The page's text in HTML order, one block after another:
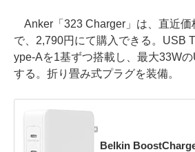
Anker「323 Charger」は、直近価
で、2,790円にて購入できる。USB
ype-Aを1基ずつ搭載し、最大33W
する。折り畳み式プラグを装備。
Belkin